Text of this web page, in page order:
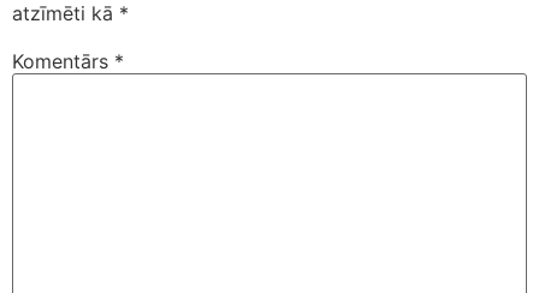
atzīmēti kā *
Komentārs *